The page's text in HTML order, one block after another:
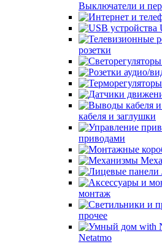
Выключатели и
розетки
кабеля и заглушки
приводами
монтаж
прочее
Netatmo